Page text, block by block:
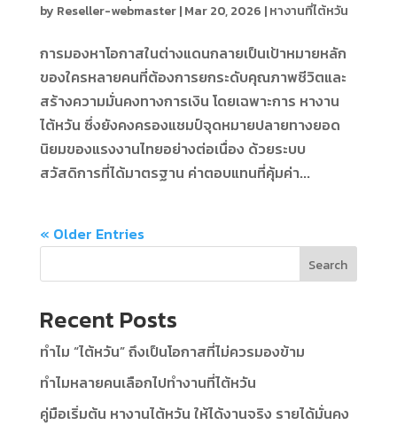
by Reseller-webmaster|Mar 20, 2026 |หางานที่ไต้หวัน
การมองหาโอกาสในต่างแดนกลายเป็นเป้าหมายหลัก
ของใครหลายคนที่ต้องการยกระดับคุณภาพชีวิตและ
สร้างความมั่นคงทางการเงิน โดยเฉพาะการ หางาน
ไต้หวัน ซึ่งยังคงครองแชมป์จุดหมายปลายทางยอด
นิยมของแรงงานไทยอย่างต่อเนื่อง ด้วยระบบ
สวัสดิการที่ได้มาตรฐาน ค่าตอบแทนที่คุ้มค่า...
« Older Entries
Search
Recent Posts
ทำไม “ไต้หวัน” ถึงเป็นโอกาสที่ไม่ควรมองข้าม
ทำไมหลายคนเลือกไปทำงานที่ไต้หวัน
คู่มือเริ่มต้น หางานไต้หวัน ให้ได้งานจริง รายได้มั่นคง